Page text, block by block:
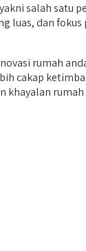
salah satu
dan fokus
rumah
cakap
khayalan